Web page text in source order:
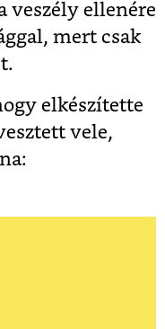
veszély ellenére
mert csak
elkészítette
vele,